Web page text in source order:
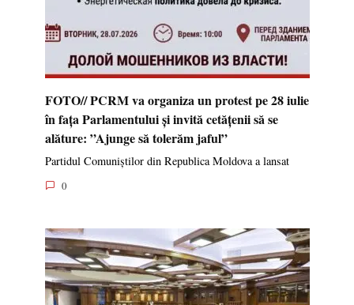
FOTO// PCRM va organiza un protest pe 28 iulie
în fața Parlamentului și invită cetățenii să se
alăture: ”Ajunge să tolerăm jaful”
Partidul Comuniștilor din Republica Moldova a lansat
0